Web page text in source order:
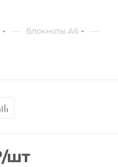
— Блокноты А6 —
/шт